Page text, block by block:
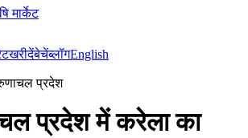
मार्केट
खरीदेंबेचेंब्लॉगEnglish
प्रदेश
प्रदेशमेंकरेलाका